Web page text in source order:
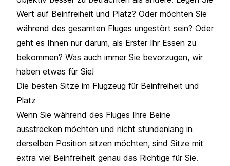
Wert auf Beinfreiheit und Platz? Oder möchten Sie
während des gesamten Fluges ungestört sein? Oder
geht es Ihnen nur darum, als Erster Ihr Essen zu
bekommen? Was auch immer Sie bevorzugen, wir
haben etwas für Sie!
Die besten Sitze im Flugzeug für Beinfreiheit und
Platz
Wenn Sie während des Fluges Ihre Beine
ausstrecken möchten und nicht stundenlang in
derselben Position sitzen möchten, sind Sitze mit
extra viel Beinfreiheit genau das Richtige für Sie.